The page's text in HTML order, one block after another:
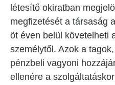
létesítő okiratban
megfizetését a társaság
öt éven belül követelheti
személytől. Azok a
pénzbeli vagyoni
ellenére a